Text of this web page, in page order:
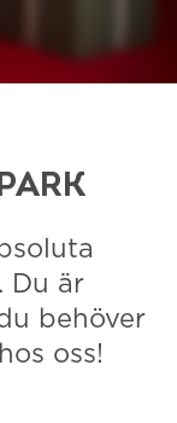
Du är
behöver
oss!